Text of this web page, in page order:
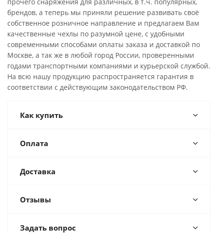
брендов, а теперь мы приняли решение развивать своё
собственное розничное направление и предлагаем Вам
качественные чехлы по разумной цене, с удобными
современными способами оплаты заказа и доставкой по
Москве, а так же в любой город России, проверенными
годами транспортными компаниями и курьерской службой.
На всю нашу продукцию распространяется гарантия в
соответствии с действующим законодательством РФ.
Как купить
Оплата
Доставка
Отзывы
Задать вопрос